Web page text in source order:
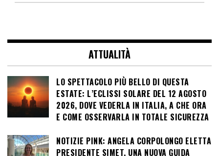
ATTUALITÀ
LO SPETTACOLO PIÙ BELLO DI QUESTA
ESTATE: L’ECLISSI SOLARE DEL 12 AGOSTO
2026, DOVE VEDERLA IN ITALIA, A CHE ORA
E COME OSSERVARLA IN TOTALE SICUREZZA
NOTIZIE PINK: ANGELA CORPOLONGO ELETTA
PRESIDENTE SIMET, UNA NUOVA GUIDA